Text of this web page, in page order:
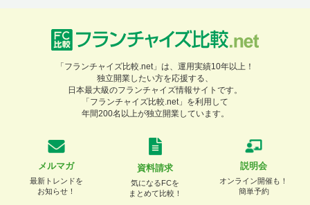
「フランチャイズ比較.net」は、運用実績10年以上！
独立開業したい方を応援する、
日本最大級のフランチャイズ情報サイトです。
「フランチャイズ比較.net」を利用して
年間200名以上が独立開業しています。
メルマガ
最新トレンドを
お知らせ！
資料請求
気になるFCを
まとめて比較！
説明会
オンライン開催も！
簡単予約